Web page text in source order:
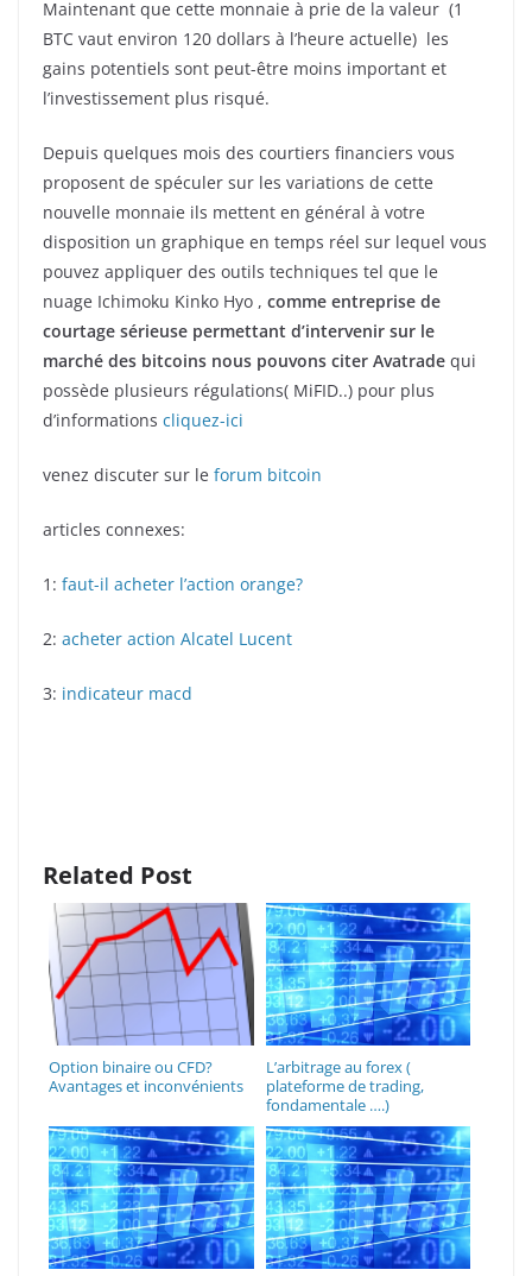
Maintenant que cette monnaie à prie de la valeur (1
BTC vaut environ 120 dollars à l’heure actuelle) les
gains potentiels sont peut-être moins important et
l’investissement plus risqué.
Depuis quelques mois des courtiers financiers vous
proposent de spéculer sur les variations de cette
nouvelle monnaie ils mettent en général à votre
disposition un graphique en temps réel sur lequel vous
pouvez appliquer des outils techniques tel que le
nuage Ichimoku Kinko Hyo , comme entreprise de
courtage sérieuse permettant d’intervenir sur le
marché des bitcoins nous pouvons citer Avatrade qui
possède plusieurs régulations( MiFID..) pour plus
d’informations cliquez-ici
venez discuter sur le forum bitcoin
articles connexes:
1: faut-il acheter l’action orange?
2: acheter action Alcatel Lucent
3: indicateur macd
Related Post
Option binaire ou CFD?
Avantages et inconvénients
L’arbitrage au forex (
plateforme de trading,
fondamentale ….)